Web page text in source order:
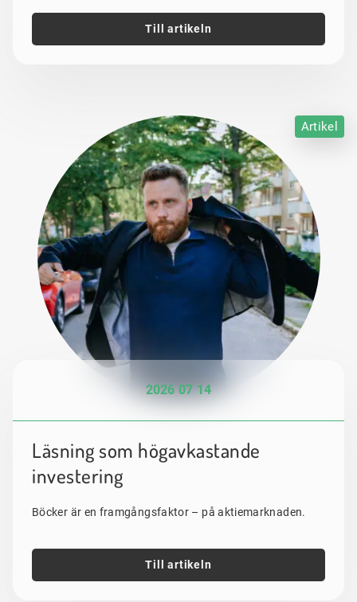
Till artikeln
Artikel
2026 07 14
Läsning som högavkastande
investering
Böcker är en framgångsfaktor – på aktiemarknaden.
Till artikeln